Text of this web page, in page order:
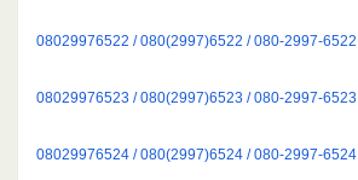
08029976522 / 080(2997)6522 / 080-2997-6522
08029976523 / 080(2997)6523 / 080-2997-6523
08029976524 / 080(2997)6524 / 080-2997-6524